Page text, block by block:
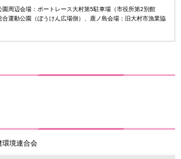
園周辺会場：ボートレース大村第5駐車場（市役所第2別館
合運動公園（ぼうけん広場側）、鹿ノ島会場：旧大村市漁業協
環境連合会